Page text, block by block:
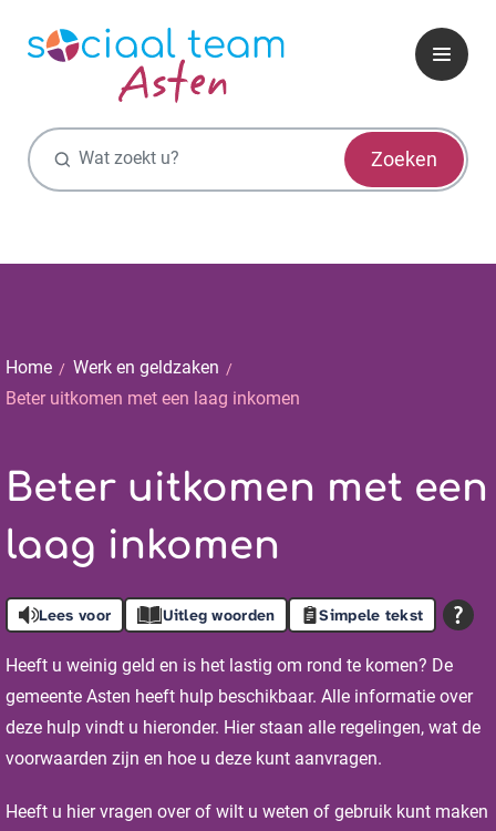
Zoekfunctie Zoeken
Home
Werk en geldzaken
Beter uitkomen met een laag inkomen
Beter uitkomen met een
laag inkomen
Lees voor Uitleg woorden Simpele tekst
Heeft u weinig geld en is het lastig om rond te komen? De
gemeente Asten heeft hulp beschikbaar. Alle informatie over
deze hulp vindt u hieronder. Hier staan alle regelingen, wat de
voorwaarden zijn en hoe u deze kunt aanvragen.
Heeft u hier vragen over of wilt u weten of gebruik kunt maken